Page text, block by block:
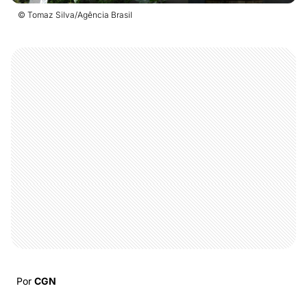
© Tomaz Silva/Agência Brasil
Por CGN